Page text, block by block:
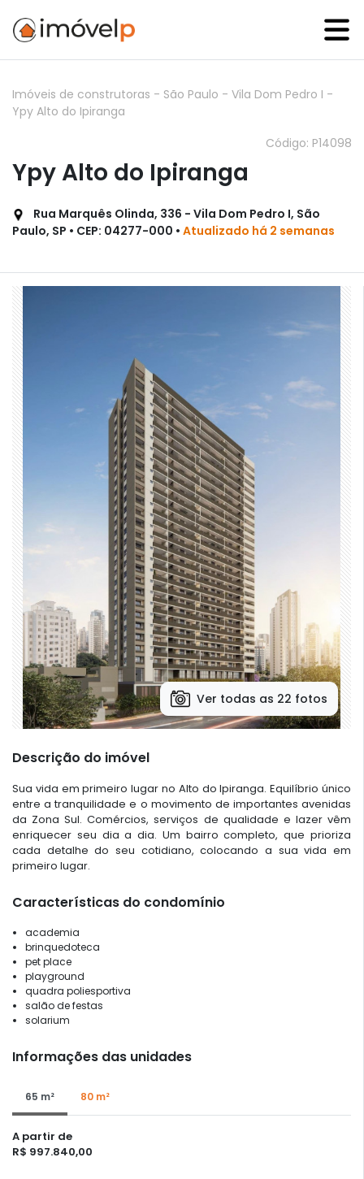
Imóveis de construtoras - São Paulo - Vila Dom Pedro I -
Ypy Alto do Ipiranga
Código: P14098
Ypy Alto do Ipiranga
Rua Marquês Olinda, 336 - Vila Dom Pedro I, São
Paulo, SP • CEP: 04277-000 • Atualizado há 2 semanas
Ver todas as 22 fotos
Descrição do imóvel
Sua vida em primeiro lugar no Alto do Ipiranga. Equilíbrio único
entre a tranquilidade e o movimento de importantes avenidas
da Zona Sul. Comércios, serviços de qualidade e lazer vêm
enriquecer seu dia a dia. Um bairro completo, que prioriza
cada detalhe do seu cotidiano, colocando a sua vida em
primeiro lugar.
Características do condomínio
academia
brinquedoteca
pet place
playground
quadra poliesportiva
salão de festas
solarium
Informações das unidades
65 m² 80 m²
A partir de
R$ 997.840,00